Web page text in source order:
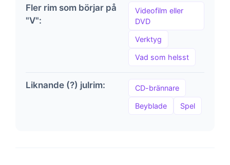
Fler rim som börjar på
"V":
Videofilm eller
DVD
Verktyg
Vad som helsst
Liknande (?) julrim: CD-brännare
Beyblade Spel